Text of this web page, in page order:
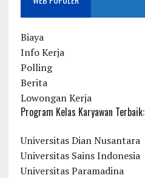
Biaya
Info Kerja
Polling
Berita
Lowongan Kerja
Program Kelas Karyawan Terbaik:
Universitas Dian Nusantara
Universitas Sains Indonesia
Universitas Paramadina